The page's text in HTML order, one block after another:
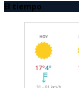
El tiempo